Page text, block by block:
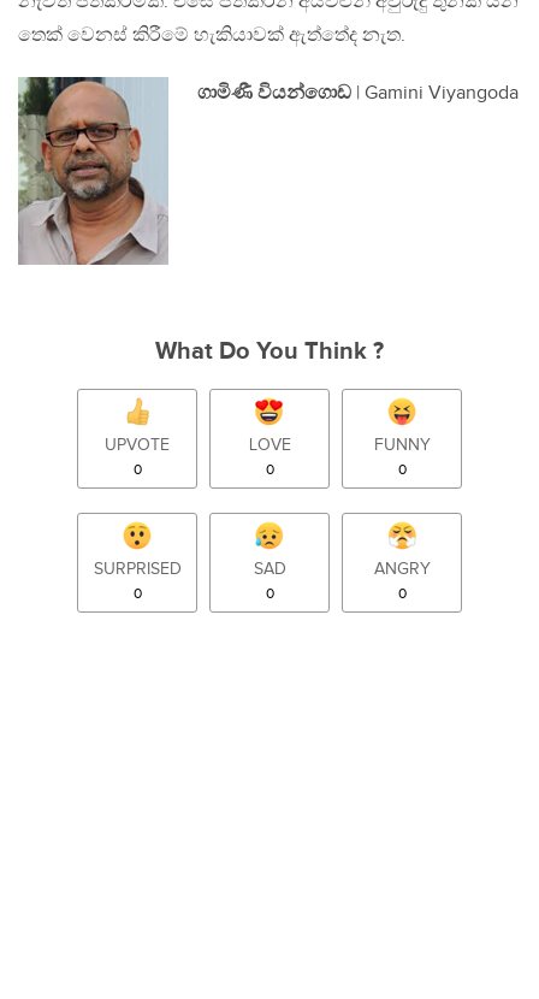
තෙක් වෙනස් කිරීමේ හැකියාවක් ඇත්තේද නැත.
ගාමිණී වියන්ගොඩ | Gamini Viyangoda
What Do You Think ?
UPVOTE
0
LOVE
0
FUNNY
0
SURPRISED
0
SAD
0
ANGRY
0